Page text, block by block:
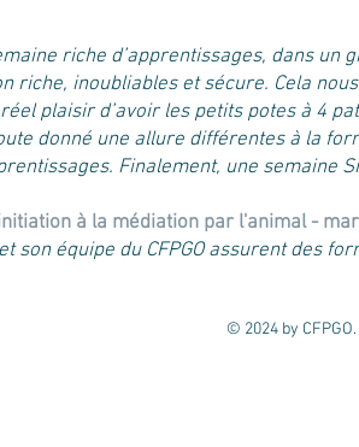
riche d’apprentissages, dans
riche, inoubliables et sécure. Cela
plaisir d’avoir les petits potes à 4
donné une allure différentes à la
Finalement, une semaine
à la médiation par l'animal -
son équipe du CFPGO assurent des
© 2024 by